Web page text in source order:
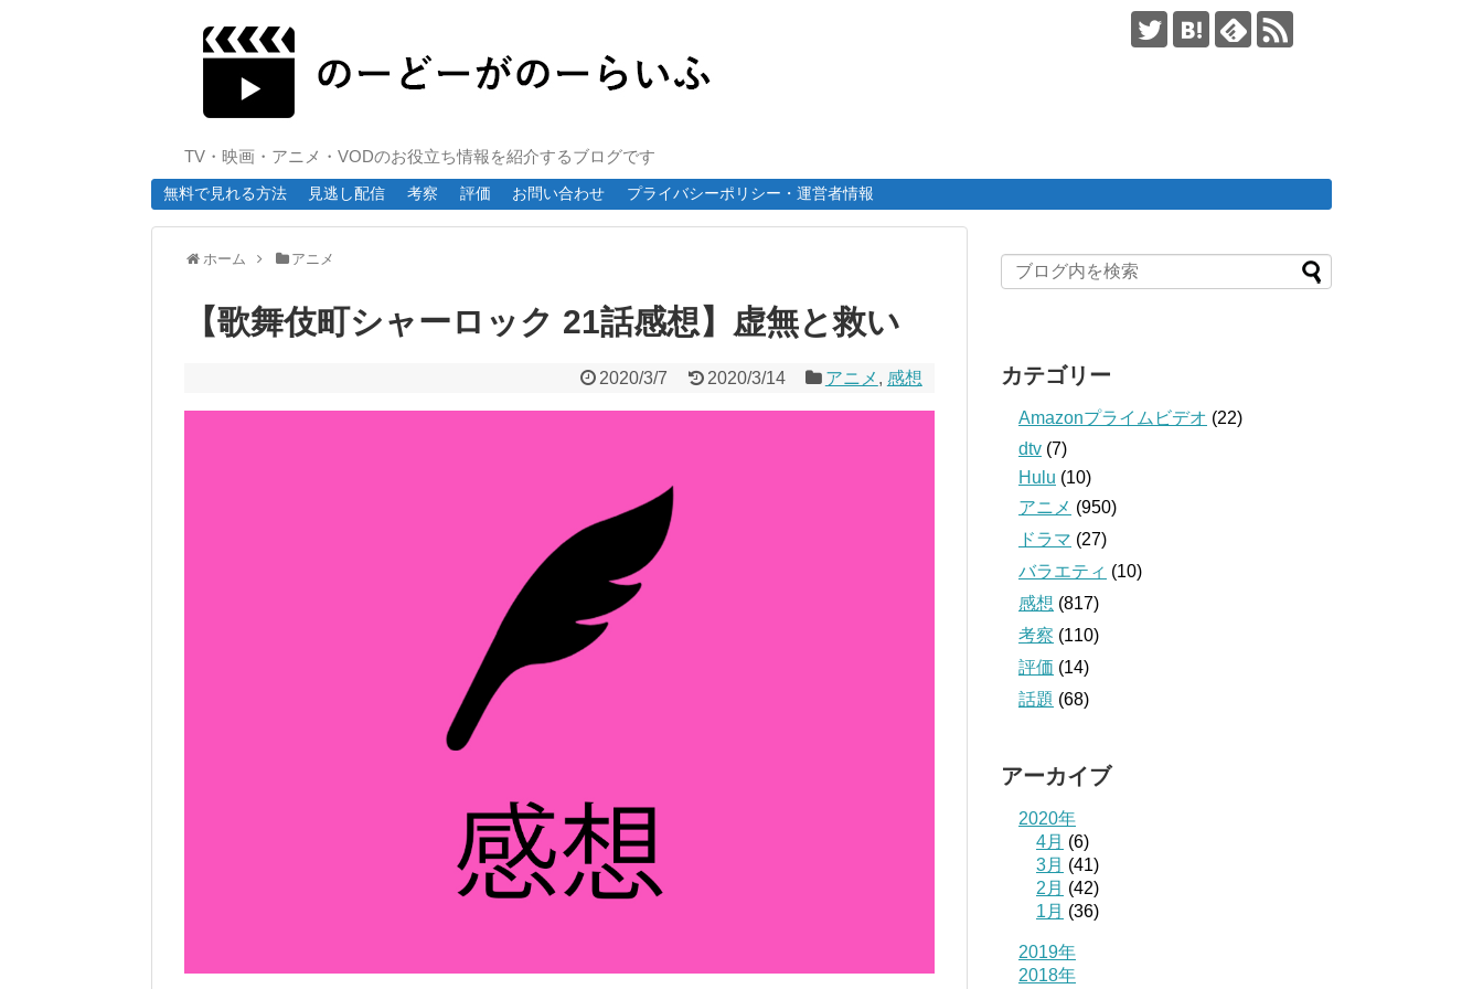
TV・映画・アニメ・VODのお役立ち情報を紹介するブログです
無料で見れる方法 見逃し配信 考察 評価 お問い合わせ プライバシーポリシー・運営者情報
ホーム アニメ
【歌舞伎町シャーロック 21話感想】虚無と救い
2020/3/7 2020/3/14 アニメ , 感想 カテゴリー
Amazonプライムビデオ (22)
dtv (7)
Hulu (10)
アニメ (950)
ドラマ (27)
バラエティ (10)
感想 (817)
考察 (110)
評価 (14)
話題 (68)
アーカイブ
2020年
4月 (6)
3月 (41)
2月 (42)
1月 (36)
2019年
2018年